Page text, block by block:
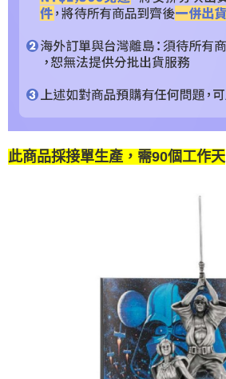
此商品採接單生產，需90個工作天